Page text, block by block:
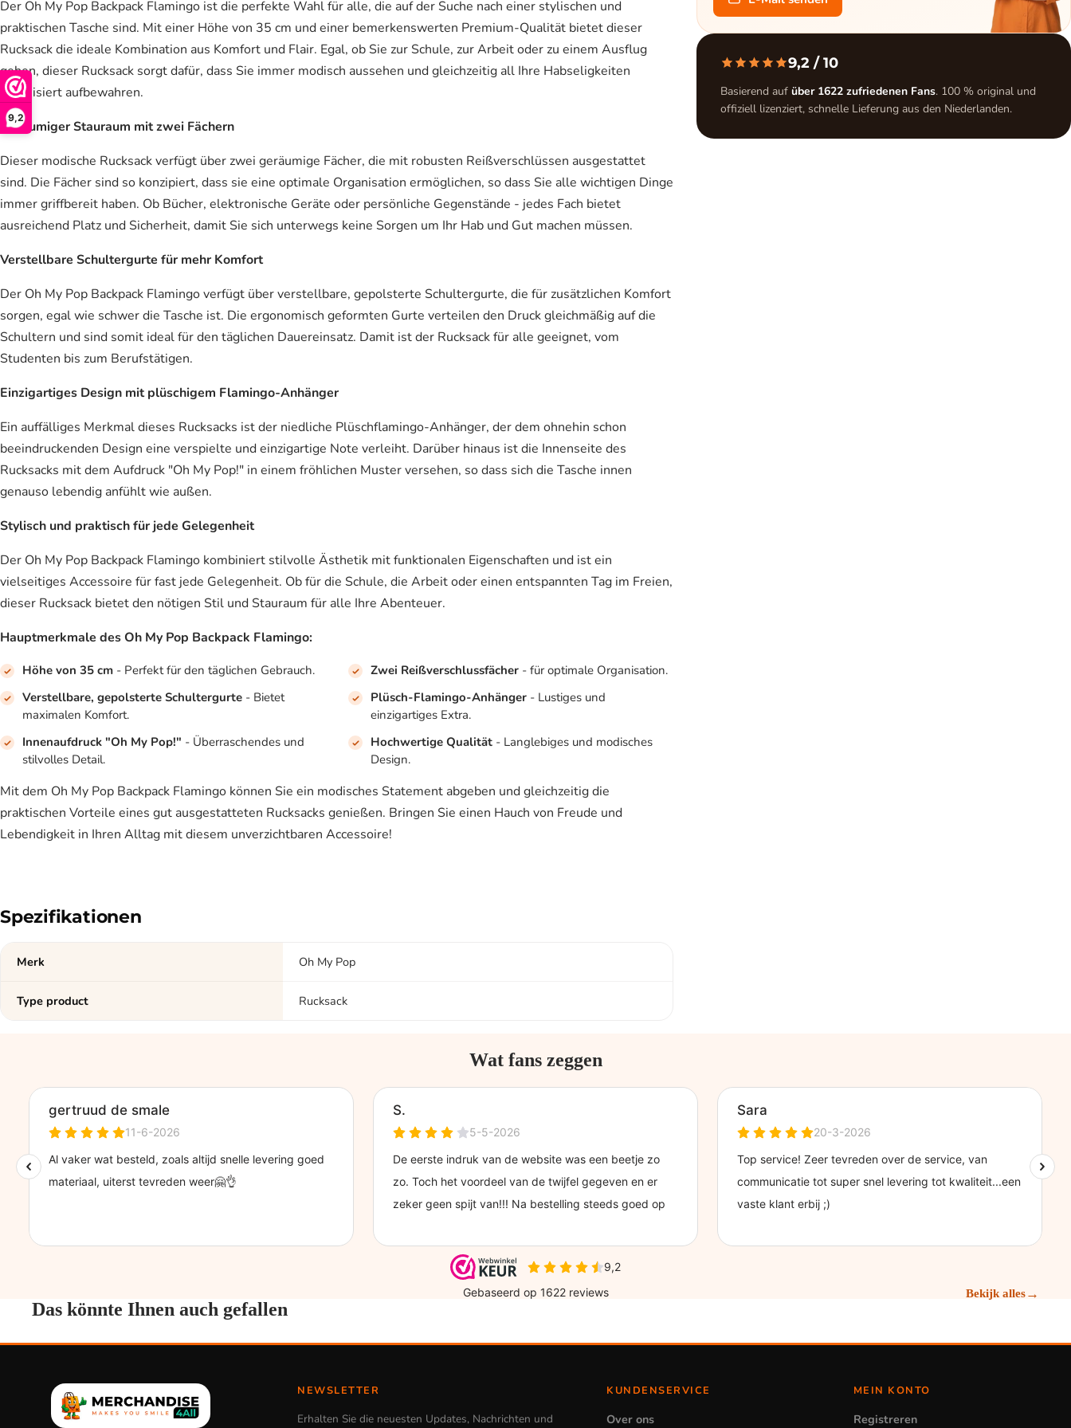
9,2
Der Oh My Pop Backpack Flamingo ist die perfekte Wahl für alle, die auf der Suche nach einer stylischen und
praktischen Tasche sind. Mit einer Höhe von 35 cm und einer bemerkenswerten Premium-Qualität bietet dieser
Rucksack die ideale Kombination aus Komfort und Flair. Egal, ob Sie zur Schule, zur Arbeit oder zu einem Ausflug
gehen, dieser Rucksack sorgt dafür, dass Sie immer modisch aussehen und gleichzeitig all Ihre Habseligkeiten
organisiert aufbewahren.
Geräumiger Stauraum mit zwei Fächern
Dieser modische Rucksack verfügt über zwei geräumige Fächer, die mit robusten Reißverschlüssen ausgestattet
sind. Die Fächer sind so konzipiert, dass sie eine optimale Organisation ermöglichen, so dass Sie alle wichtigen Dinge
immer griffbereit haben. Ob Bücher, elektronische Geräte oder persönliche Gegenstände - jedes Fach bietet
ausreichend Platz und Sicherheit, damit Sie sich unterwegs keine Sorgen um Ihr Hab und Gut machen müssen.
Verstellbare Schultergurte für mehr Komfort
Der Oh My Pop Backpack Flamingo verfügt über verstellbare, gepolsterte Schultergurte, die für zusätzlichen Komfort
sorgen, egal wie schwer die Tasche ist. Die ergonomisch geformten Gurte verteilen den Druck gleichmäßig auf die
Schultern und sind somit ideal für den täglichen Dauereinsatz. Damit ist der Rucksack für alle geeignet, vom
Studenten bis zum Berufstätigen.
Einzigartiges Design mit plüschigem Flamingo-Anhänger
Ein auffälliges Merkmal dieses Rucksacks ist der niedliche Plüschflamingo-Anhänger, der dem ohnehin schon
beeindruckenden Design eine verspielte und einzigartige Note verleiht. Darüber hinaus ist die Innenseite des
Rucksacks mit dem Aufdruck "Oh My Pop!" in einem fröhlichen Muster versehen, so dass sich die Tasche innen
genauso lebendig anfühlt wie außen.
Stylisch und praktisch für jede Gelegenheit
Der Oh My Pop Backpack Flamingo kombiniert stilvolle Ästhetik mit funktionalen Eigenschaften und ist ein
vielseitiges Accessoire für fast jede Gelegenheit. Ob für die Schule, die Arbeit oder einen entspannten Tag im Freien,
dieser Rucksack bietet den nötigen Stil und Stauraum für alle Ihre Abenteuer.
Hauptmerkmale des Oh My Pop Backpack Flamingo:
Höhe von 35 cm - Perfekt für den täglichen Gebrauch. Zwei Reißverschlussfächer- für optimale Organisation.
Verstellbare, gepolsterte Schultergurte - Bietet
maximalen Komfort.
Plüsch-Flamingo-Anhänger- Lustiges und
einzigartiges Extra.
Innenaufdruck "Oh My Pop!" - Überraschendes und
stilvolles Detail.
Hochwertige Qualität- Langlebiges und modisches
Design.
Mit dem Oh My Pop Backpack Flamingo können Sie ein modisches Statement abgeben und gleichzeitig die
praktischen Vorteile eines gut ausgestatteten Rucksacks genießen. Bringen Sie einen Hauch von Freude und
Lebendigkeit in Ihren Alltag mit diesem unverzichtbaren Accessoire!
Spezifikationen
Merk Oh My Pop
Type product Rucksack
9,2/ 10
Basierend auf über 1622 zufriedenen Fans. 100 % original und
offiziell lizenziert, schnelle Lieferung aus den Niederlanden.
Wat fans zeggen
Das könnte Ihnen auch gefallen
Bekijk alles→
NEWSLETTER
Erhalten Sie die neuesten Updates, Nachrichten und
KUNDENSERVICE
Over ons
MEIN KONTO
Registreren